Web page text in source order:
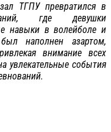
ТГПУ превратился в
где девушки
навыки в волейболе и
наполнен азартом,
внимание всех
увлекательные события